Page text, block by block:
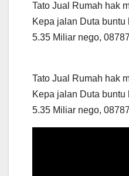
Tato Jual Rumah hak
Kepa jalan Duta buntu
5.35 Miliar nego,
Tato Jual Rumah hak
Kepa jalan Duta buntu
5.35 Miliar nego,